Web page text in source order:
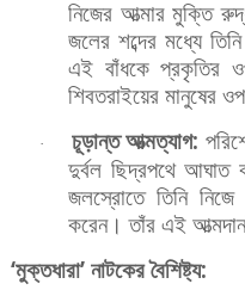
নিজের আত্মার মুক্তি
জলের শব্দের মধ্যে তিনি
এই বাঁধকে প্রকৃতির
শিবতরাইয়ের মানুষের
· চূড়ান্ত আত্মত্যাগ:
দুর্বল ছিদ্রপথে আঘাত
জলস্রোতে তিনি নিজে
করেন। তাঁর এই
‘মুক্তধারা’ নাটকের বৈশিষ্ট্য: